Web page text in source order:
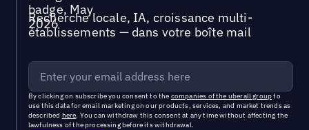
Recherche locale, IA, croissance multi-
établissements — dans votre boîte mail
By clicking on subscribe you consent to the companies of the uberall groupto
use this data for email marketing on our products, services, and market trends as
described here. You can withdraw this consent at any time without affecting the
lawfulness of the processing before its withdrawal.